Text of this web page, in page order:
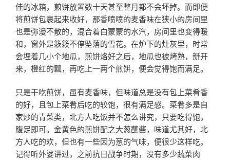
佳的冰箱，煎饼放置数十天甚至整月都不会坏掉。而即便
将煎饼包裹起来收好，那香喷喷的麦香味在狭小的房间里
也是弥漫不散的，混合着白蒙蒙的水汽，房间里也变得暖
和，窗外是簌簌不停坠落的雪花。在炉下的灶灰里，时常
会埋着几小个地瓜，煎饼烙好之后，地瓜也被烤熟，掰开
来，橙红的瓤，再吃上一两个煎饼，便会觉得饱而满足。
只是干吃煎饼，虽有麦香味，但味道总是没有包上菜肴香
的好，且包上菜肴后吃的较饱，很有满足感。菜肴多是自
家炒的青菜类，北方人吃饭并不怎么讲究，只要吃得饱，
腹足即可。金黄色的煎饼配之大葱蘸酱，味道尤其好，北
方人吃的欢，但也有一些因为葱的气味，便很少这样吃。
记得听外婆讲过，之前抗日战争时期，没有多少蔬菜肉